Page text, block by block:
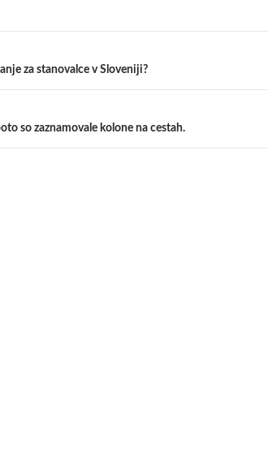
za stanovalce v Sloveniji?
so zaznamovale kolone na cestah.